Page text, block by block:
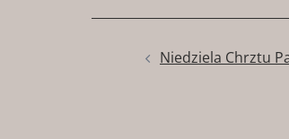
Zobacz
wpisyNiedziela Chrztu